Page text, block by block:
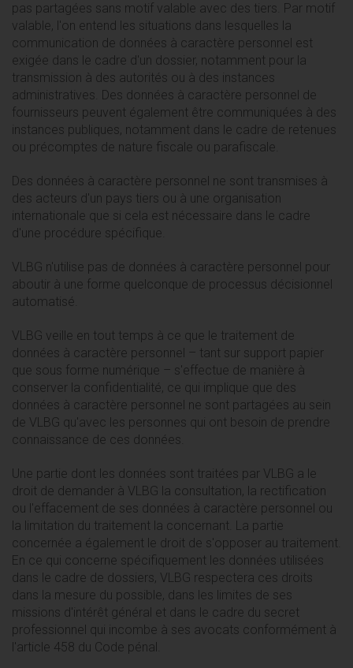
pas partagées sans motif valable avec des tiers. Par motif
valable, l'on entend les situations dans lesquelles la
communication de données à caractère personnel est
exigée dans le cadre d'un dossier, notamment pour la
transmission à des autorités ou à des instances
administratives. Des données à caractère personnel de
fournisseurs peuvent également être communiquées à des
instances publiques, notamment dans le cadre de retenues
ou précomptes de nature fiscale ou parafiscale.
Des données à caractère personnel ne sont transmises à
des acteurs d'un pays tiers ou à une organisation
internationale que si cela est nécessaire dans le cadre
d'une procédure spécifique.
VLBG n'utilise pas de données à caractère personnel pour
aboutir à une forme quelconque de processus décisionnel
automatisé.
VLBG veille en tout temps à ce que le traitement de
données à caractère personnel – tant sur support papier
que sous forme numérique – s'effectue de manière à
conserver la confidentialité, ce qui implique que des
données à caractère personnel ne sont partagées au sein
de VLBG qu'avec les personnes qui ont besoin de prendre
connaissance de ces données.
Une partie dont les données sont traitées par VLBG a le
droit de demander à VLBG la consultation, la rectification
ou l'effacement de ses données à caractère personnel ou
la limitation du traitement la concernant. La partie
concernée a également le droit de s'opposer au traitement.
En ce qui concerne spécifiquement les données utilisées
dans le cadre de dossiers, VLBG respectera ces droits
dans la mesure du possible, dans les limites de ses
missions d'intérêt général et dans le cadre du secret
professionnel qui incombe à ses avocats conformément à
l'article 458 du Code pénal.